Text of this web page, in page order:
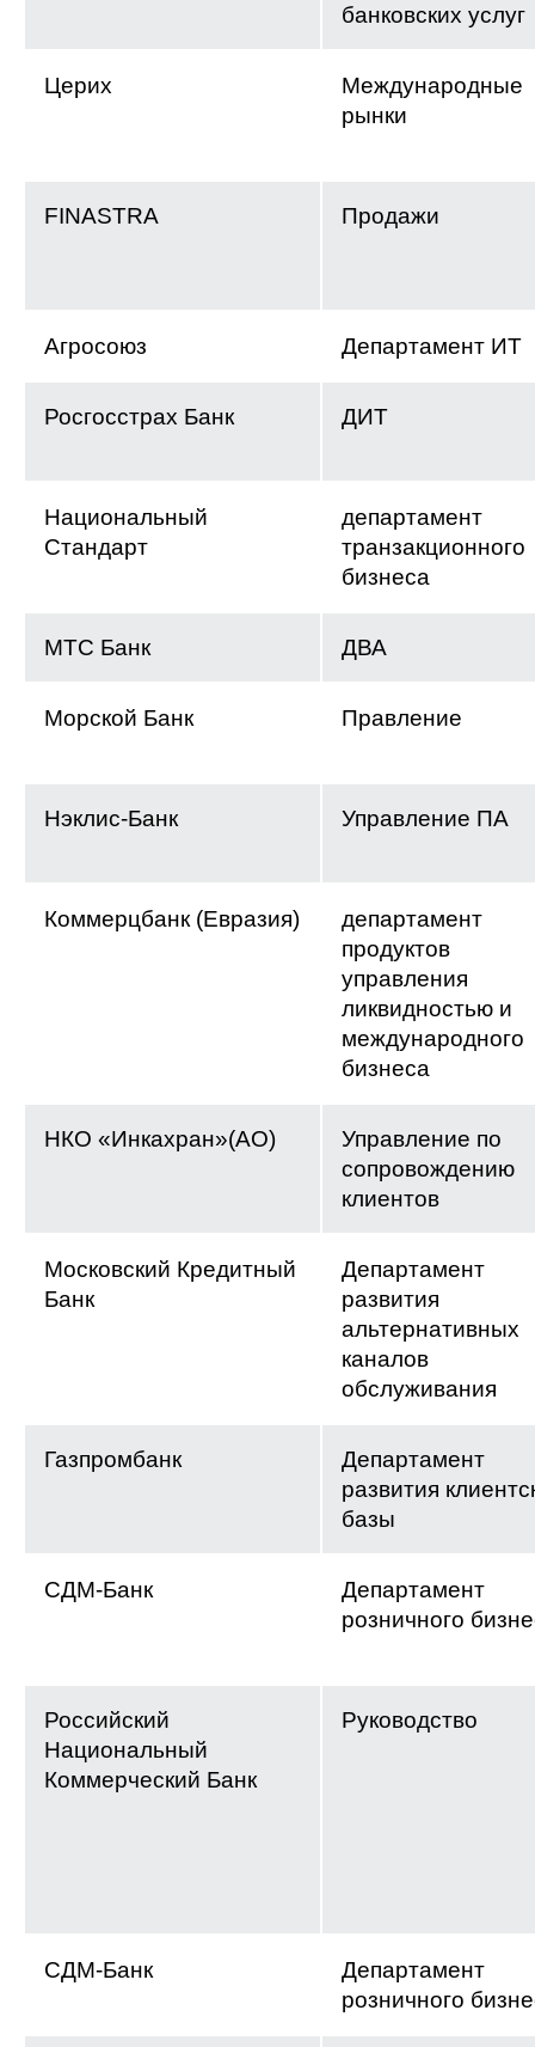
банковских услуг
Церих
Международные
рынки
FINASTRA Продажи
Агросоюз Департамент ИТ
Росгосстрах Банк ДИТ
Национальный
Стандарт
департамент
транзакционного
бизнеса
МТС Банк ДВА
Морской Банк Правление
Нэклис-Банк Управление ПА
Коммерцбанк (Евразия)
департамент
продуктов
управления
ликвидностью и
международного
бизнеса
НКО «Инкахран»(АО)
Управление по
сопровождению
клиентов
Московский Кредитный
Банк
Департамент
развития
альтернативных
каналов
обслуживания
Газпромбанк
Департамент
развития
базы
СДМ-Банк
Департамент
розничного
Российский
Национальный
Коммерческий Банк
Руководство
СДМ-Банк
Департамент
розничного